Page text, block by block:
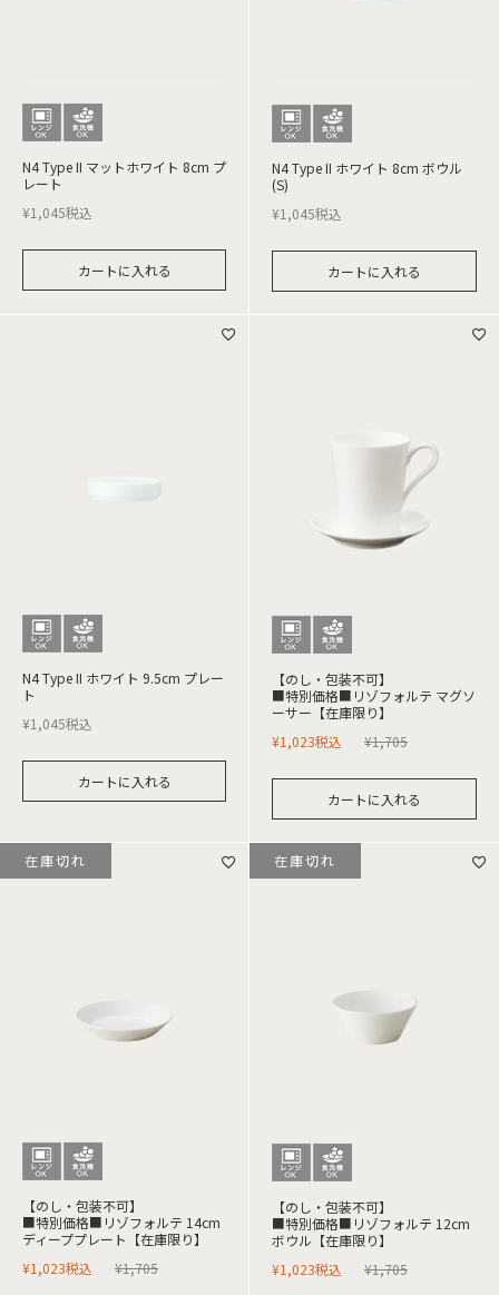
N4 Type II マットホワイト 8cm プ
レート
¥1,045税込
カートに入れる
N4 Type II ホワイト 8cm ボウル
(S)
¥1,045税込
カートに入れる
N4 Type II ホワイト 9.5cm プレー
ト
¥1,045税込
カートに入れる
【のし・包装不可】
■特別価格■リゾフォルテ マグソ
ーサー【在庫限り】
¥1,705
¥1,023税込
カートに入れる
【のし・包装不可】
■特別価格■リゾフォルテ 14cm
ディーププレート【在庫限り】
¥1,705
¥1,023税込
在庫切れ
【のし・包装不可】
■特別価格■リゾフォルテ 12cm
ボウル【在庫限り】
¥1,705
¥1,023税込
在庫切れ